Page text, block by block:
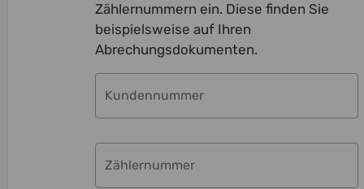
Zählernummern ein. Diese finden Sie
beispielsweise auf Ihren
Abrechungsdokumenten.
Kundennummer
Zählernummer